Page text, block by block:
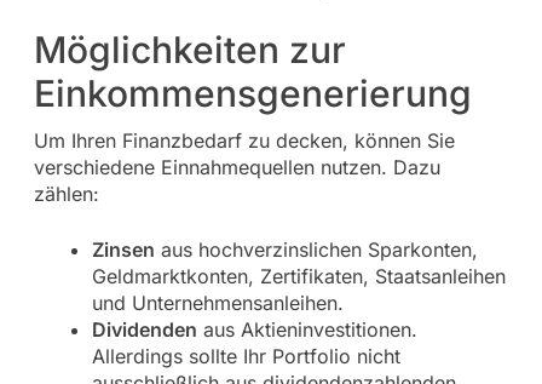
Möglichkeiten zur
Einkommensgenerierung
Um Ihren Finanzbedarf zu decken, können Sie
verschiedene Einnahmequellen nutzen. Dazu
zählen:
Zinsen aus hochverzinslichen Sparkonten,
Geldmarktkonten, Zertifikaten, Staatsanleihen
und Unternehmensanleihen.
Dividenden aus Aktieninvestitionen.
Allerdings sollte Ihr Portfolio nicht